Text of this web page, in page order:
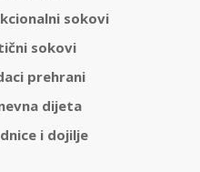
sokovi
sokovi
prehrani
dijeta
i dojilje